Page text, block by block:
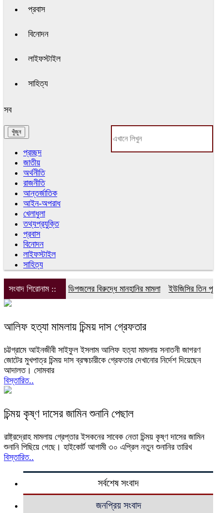
প্রবাস
বিনোদন
লাইফস্টাইল
সাহিত্য
সব
প্রচ্ছদ
জাতীয়
অর্থনীতি
রাজনীতি
আন্তর্জাতিক
আইন-অপরাধ
খেলাধুলা
তথ্যপ্রযুক্তি
প্রবাস
বিনোদন
লাইফস্টাইল
সাহিত্য
সংবাদ শিরোনাম :: ডিপজলের বিরুদ্ধে মানহানির মামলা ইউজিসির তিন
আলিফ হত্যা মামলায় চিন্ময় দাস গ্রেফতার
চট্টগ্রামে আইনজীবী সাইফুল ইসলাম আলিফ হত্যা মামলায় সনাতনী জাগরণ
জোটের মুখপাত্র চিন্ময় দাস ব্রহ্মচারীকে গ্রেফতার দেখানোর নির্দেশ দিয়েছেন
আদালত। সোমবার
বিস্তারিত..
চিন্ময় কৃষ্ণ দাসের জামিন শুনানি পেছাল
রাষ্ট্রদ্রোহ মামলায় গ্রেপ্তার ইসকনের সাবেক নেতা চিন্ময় কৃষ্ণ দাসের জামিন
শুনানি পিছিয়ে গেছে। হাইকোর্ট আগামী ৩০ এপ্রিল নতুন শুনানির তারিখ
বিস্তারিত..
সর্বশেষ সংবাদ
জনপ্রিয় সংবাদ